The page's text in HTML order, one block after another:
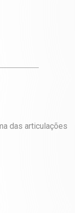
das articulações